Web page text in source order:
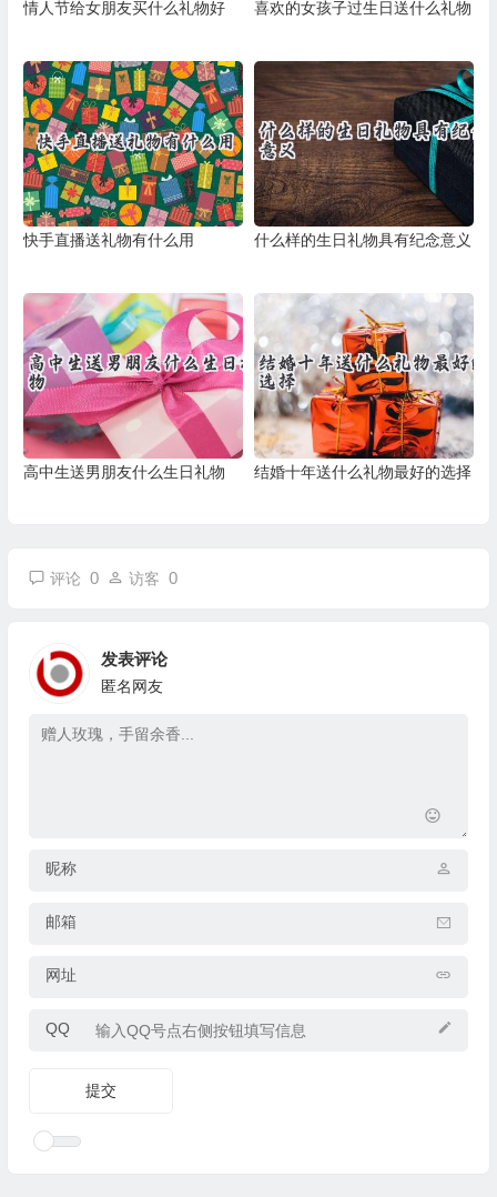
情人节给女朋友买什么礼物好 喜欢的女孩子过生日送什么礼物
快手直播送礼物有什么用 什么样的生日礼物具有纪念意义
高中生送男朋友什么生日礼物 结婚十年送什么礼物最好的选择
评论 0 访客 0
发表评论
匿名网友
昵称
邮箱
网址
QQ